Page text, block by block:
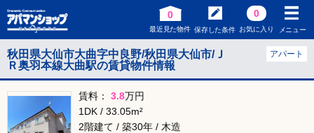
0
最近見た物件 保存した条件
0
お気に入り メニュー
秋田県大仙市大曲字中良野/秋田県大仙市/Ｊ
Ｒ奥羽本線大曲駅の賃貸物件情報
アパート
賃料： 3.8万円
1DK / 33.05m²
2階建て / 築30年 / 木造